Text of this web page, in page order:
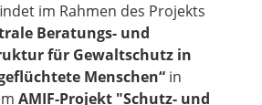
im Rahmen des Projekts
Beratungs- und
für Gewaltschutz in
Menschen“ in
AMIF-Projekt "Schutz- und